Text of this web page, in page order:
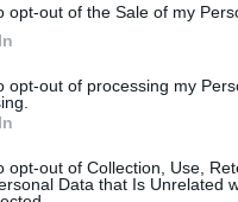
opt-out of the Sale of my
opt-out of processing my
opt-out of Collection, Use,
Data that Is Unrelated
βαθμούς Κελσίου.
με τοπικές
απογευματινές